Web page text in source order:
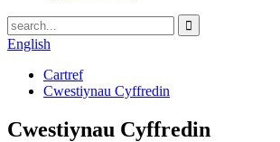
English
Cartref
Cwestiynau Cyffredin
Cwestiynau Cyffredin